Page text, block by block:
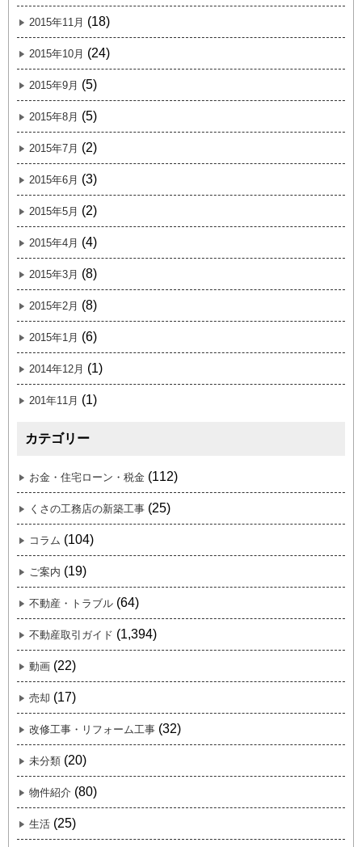
2015年11月 (18)
2015年10月 (24)
2015年9月 (5)
2015年8月 (5)
2015年7月 (2)
2015年6月 (3)
2015年5月 (2)
2015年4月 (4)
2015年3月 (8)
2015年2月 (8)
2015年1月 (6)
2014年12月 (1)
201年11月 (1)
カテゴリー
お金・住宅ローン・税金 (112)
くさの工務店の新築工事 (25)
コラム (104)
ご案内 (19)
不動産・トラブル (64)
不動産取引ガイド (1,394)
動画 (22)
売却 (17)
改修工事・リフォーム工事 (32)
未分類 (20)
物件紹介 (80)
生活 (25)